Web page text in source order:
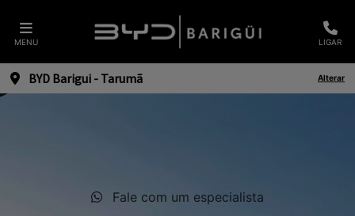
MENU LIGAR
BYD Barigui - Tarumã Alterar
Fale com um especialista